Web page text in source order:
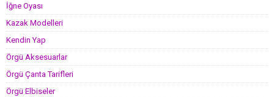
İğne Oyası
Kazak Modelleri
Kendin Yap
Örgü Aksesuarlar
Örgü Çanta Tarifleri
Örgü Elbiseler